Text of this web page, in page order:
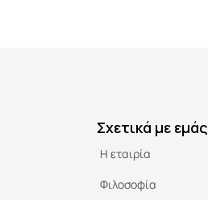
Σχετικά με εμάς
Η εταιρία
Φιλοσοφία